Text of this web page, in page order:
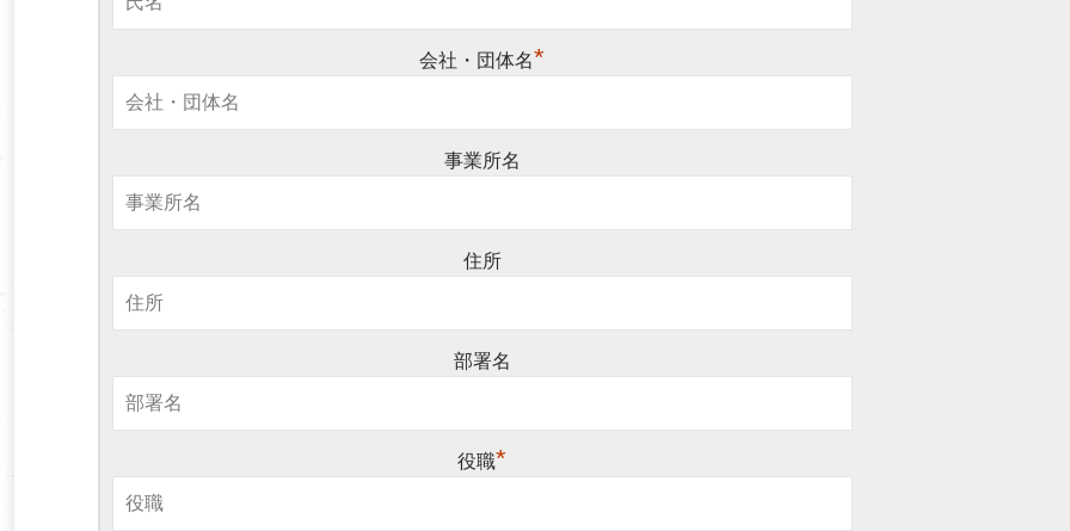
会社・団体名*
事業所名
住所
部署名
役職*